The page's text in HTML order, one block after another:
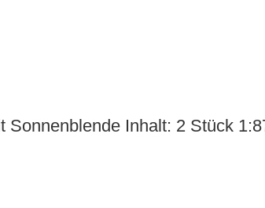
Sonnenblende Inhalt: 2 Stück